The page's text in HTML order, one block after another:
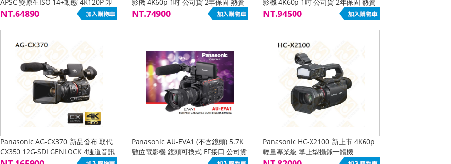
APSC 雙原生ISO 14+動態 4K120P 即
時眼睛追蹤對焦 五軸防手震 內建風扇
NT.64890
影機 4K60p 1吋 公司貨 2年保固 熱賣
促銷降價
NT.74900
影機 4K60p 1吋 公司貨 2年保固 熱賣
促銷降價
NT.94500
Panasonic AG-CX370_新品發布 取代
CX350 12G-SDI GENLOCK 4通道音訊
輸入
Panasonic AU-EVA1 (不含鏡頭) 5.7K
數位電影機 鏡頭可換式 EF接口 公司貨
Panasonic HC-X2100_新上市 4K60p
輕量專業級 掌上型攝錄一體機